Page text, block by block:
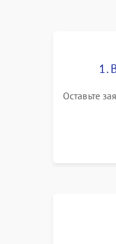
1.
Оставьте